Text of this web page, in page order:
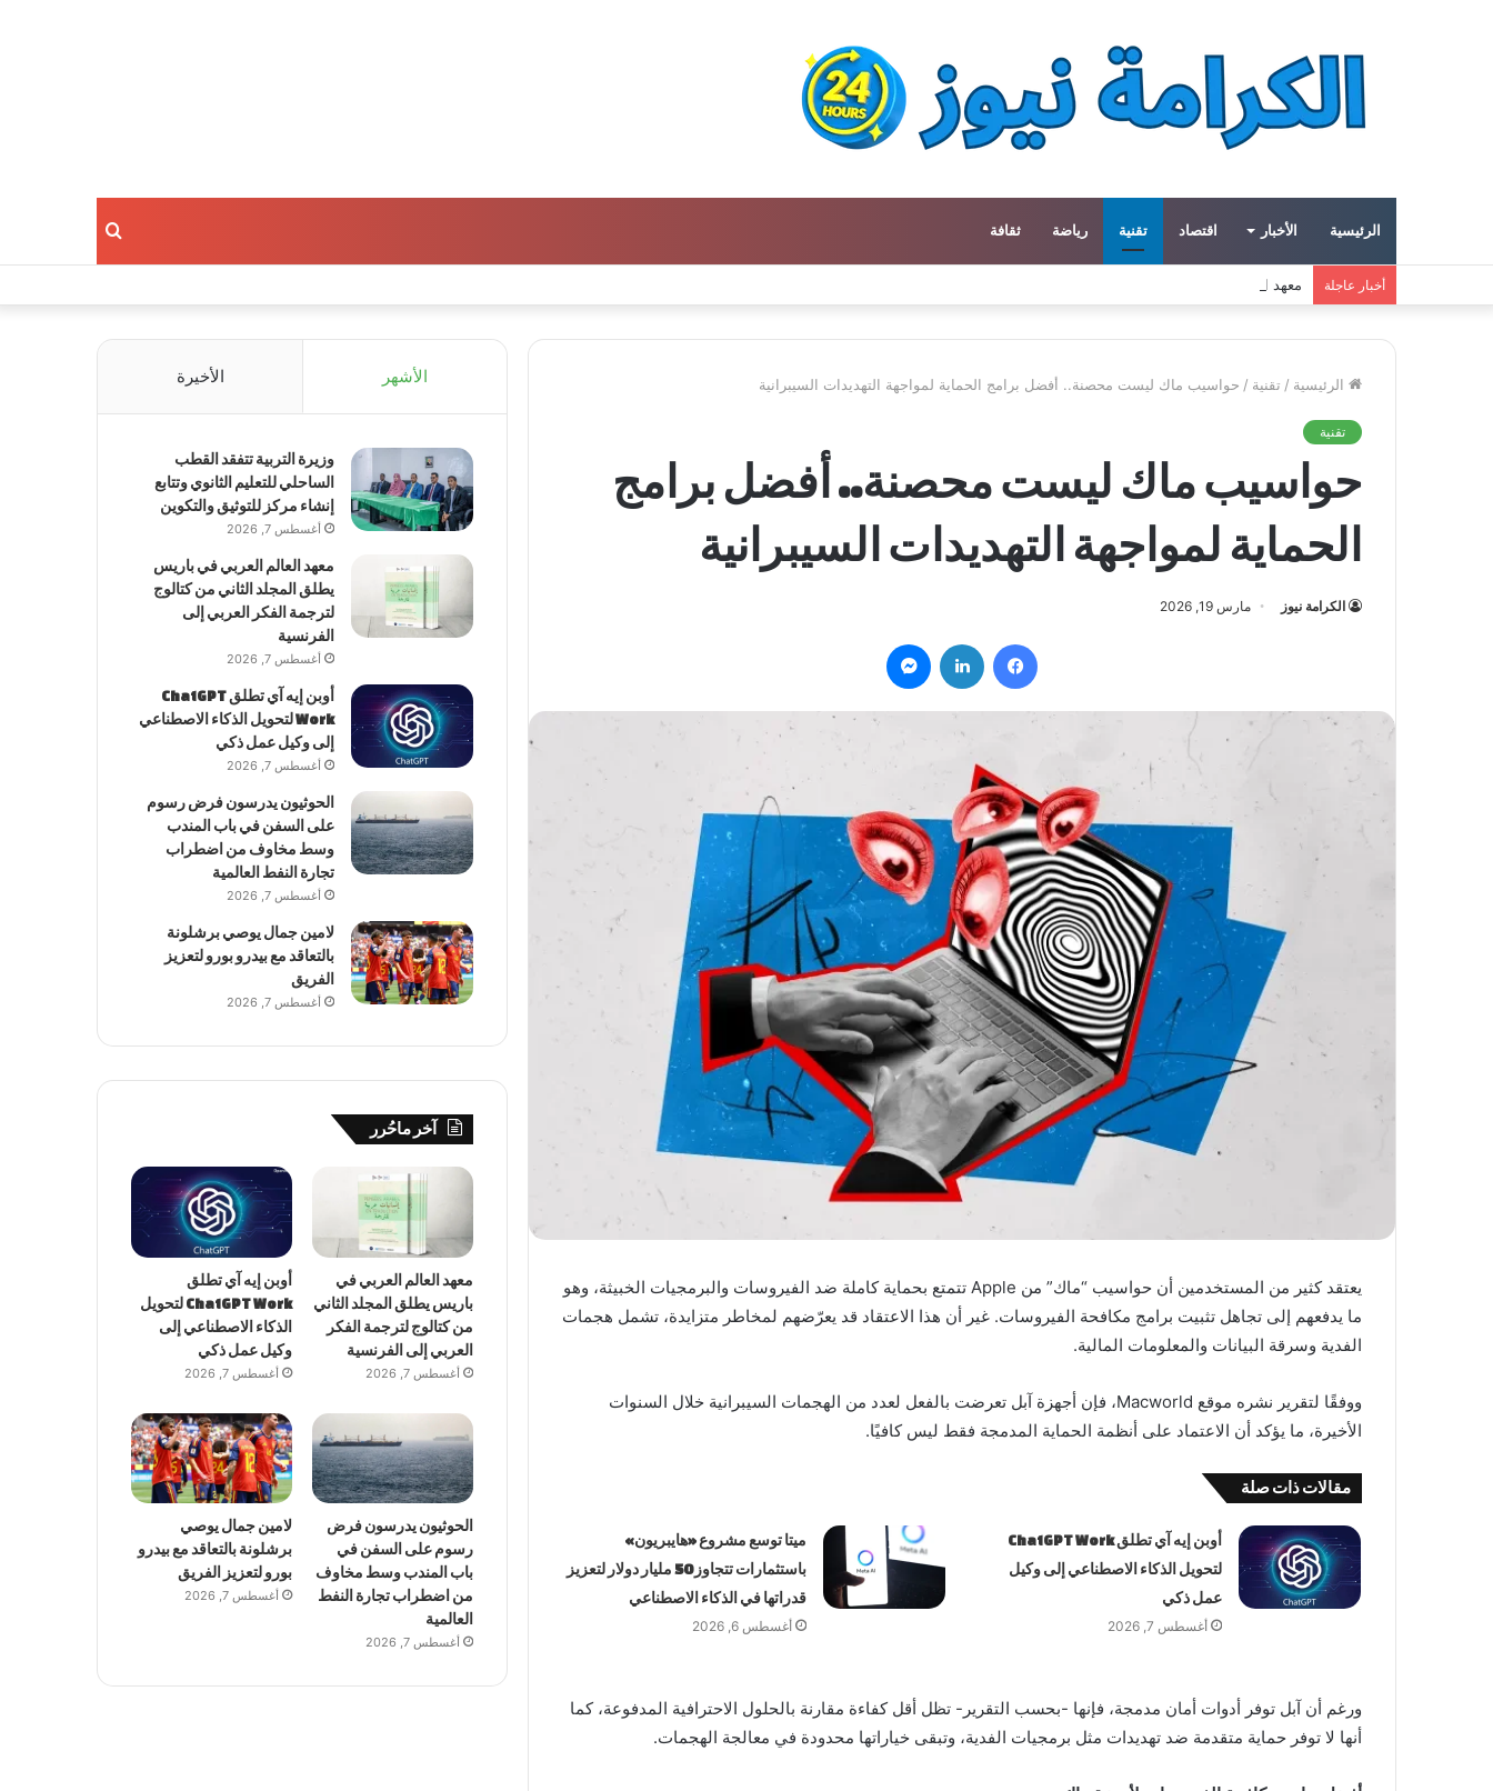
الرئيسية الأخبار اقتصاد تقنية رياضة ثقافة بحث
أخبار عاجلة معهد العالم العربي في باريس يطلق المجلد الثاني من كتالوج لترجمة الفكر العربي إلى الفرنسية
الرئيسية / تقنية / حواسيب ماك ليست محصنة.. أفضل برامج الحماية لمواجهة التهديدات السيبرانية
تقنية
حواسيب ماك ليست محصنة.. أفضل برامج
الحماية لمواجهة التهديدات السيبرانية
الكرامة نيوز مارس 19, 2026
فيسبوك لينكدإن
يعتقد كثير من المستخدمين أن حواسيب “ماك” من Apple تتمتع بحماية كاملة ضد الفيروسات والبرمجيات الخبيثة، وهو
ما يدفعهم إلى تجاهل تثبيت برامج مكافحة الفيروسات. غير أن هذا الاعتقاد قد يعرّضهم لمخاطر متزايدة، تشمل هجمات
الفدية وسرقة البيانات والمعلومات المالية.
ووفقًا لتقرير نشره موقع Macworld، فإن أجهزة آبل تعرضت بالفعل لعدد من الهجمات السيبرانية خلال السنوات
الأخيرة، ما يؤكد أن الاعتماد على أنظمة الحماية المدمجة فقط ليس كافيًا.
مقالات ذات صلة
أوبن إيه آي تطلق ChatGPT Work
لتحويل الذكاء الاصطناعي إلى وكيل
عمل ذكي
أغسطس 7, 2026
ميتا توسع مشروع «هايبريون»
باستثمارات تتجاوز 50 مليار دولار لتعزيز
قدراتها في الذكاء الاصطناعي
أغسطس 6, 2026
ورغم أن آبل توفر أدوات أمان مدمجة، فإنها -بحسب التقرير- تظل أقل كفاءة مقارنة بالحلول الاحترافية المدفوعة، كما
أنها لا توفر حماية متقدمة ضد تهديدات مثل برمجيات الفدية، وتبقى خياراتها محدودة في معالجة الهجمات.
الأشهر الأخيرة
وزيرة التربية تتفقد القطب
الساحلي للتعليم الثانوي وتتابع
إنشاء مركز للتوثيق والتكوين
أغسطس 7, 2026
معهد العالم العربي في باريس
يطلق المجلد الثاني من كتالوج
لترجمة الفكر العربي إلى
الفرنسية
أغسطس 7, 2026
أوبن إيه آي تطلق ChatGPT
Work لتحويل الذكاء الاصطناعي
إلى وكيل عمل ذكي
أغسطس 7, 2026
الحوثيون يدرسون فرض رسوم
على السفن في باب المندب
وسط مخاوف من اضطراب
تجارة النفط العالمية
أغسطس 7, 2026
لامين جمال يوصي برشلونة
بالتعاقد مع بيدرو بورو لتعزيز
الفريق
أغسطس 7, 2026
آخر ماحُرر
معهد العالم العربي في
باريس يطلق المجلد الثاني
من كتالوج لترجمة الفكر
العربي إلى الفرنسية
أغسطس 7, 2026
أوبن إيه آي تطلق
ChatGPT Work لتحويل
الذكاء الاصطناعي إلى
وكيل عمل ذكي
أغسطس 7, 2026
الحوثيون يدرسون فرض
رسوم على السفن في
باب المندب وسط مخاوف
من اضطراب تجارة النفط
العالمية
أغسطس 7, 2026
لامين جمال يوصي
برشلونة بالتعاقد مع بيدرو
بورو لتعزيز الفريق
أغسطس 7, 2026